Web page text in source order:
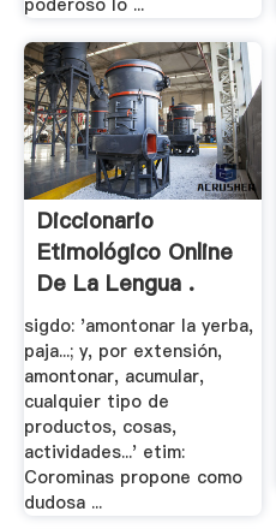
poderoso lo ...
Diccionario
Etimológico Online
De La Lengua .
sigdo: 'amontonar la yerba,
paja...; y, por extensión,
amontonar, acumular,
cualquier tipo de
productos, cosas,
actividades...' etim:
Corominas propone como
dudosa ...